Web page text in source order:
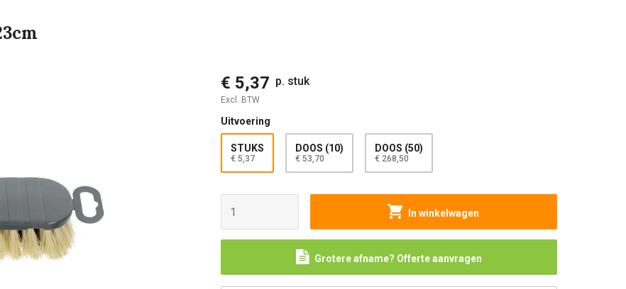
€ 5,37 p. stuk
Excl. BTW
Uitvoering
STUKS
€ 5,37
DOOS (10)
€ 53,70
DOOS (50)
€ 268,50
In winkelwagen
Grotere afname? Offerte aanvragen